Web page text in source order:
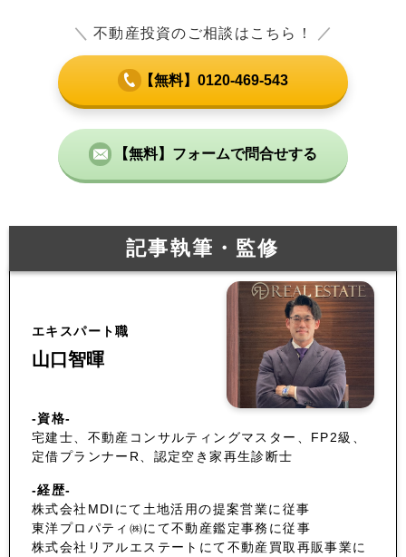
＼ 不動産投資のご相談はこちら！ ／
【無料】0120-469-543
【無料】フォームで問合せする
記事執筆・監修
エキスパート職
山口智暉
-資格-
宅建士、不動産コンサルティングマスター、FP2級、
定借プランナーR、認定空き家再生診断士
-経歴-
株式会社MDIにて土地活用の提案営業に従事
東洋プロパティ㈱にて不動産鑑定事務に従事
株式会社リアルエステートにて不動産買取再販事業に